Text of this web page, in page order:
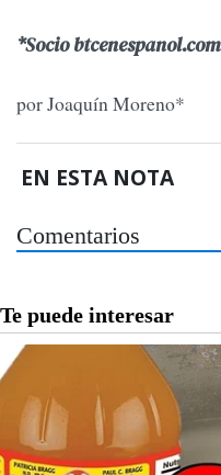
*Socio btcenespanol.com
por Joaquín Moreno*
EN ESTA NOTA
Comentarios